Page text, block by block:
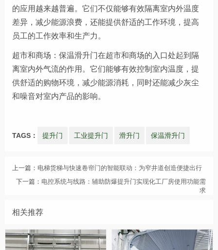
的应用越来越普遍。它们不仅能够有效隔离室内外温度
差异，减少能源浪费，还能提供舒适的工作环境，提高
员工的工作效率和生产力。
超市和商场：保温滑升门在超市和商场的入口处起到隔
离室内外气流的作用。它们能够有效控制室内温度，提
供舒适的购物环境，减少能源消耗，同时还能减少灰尘
和噪音对室内产品的影响。
TAGS： 提升门 工业提升门 滑升门 保温滑升门
上一篇： 电梯货梯与快速卷帘门的智能联动：为窄井道创造便捷出行
下一篇： 电控系统与线路：辅助防爆提升门实现化工厂房使用功能需
求
相关推荐